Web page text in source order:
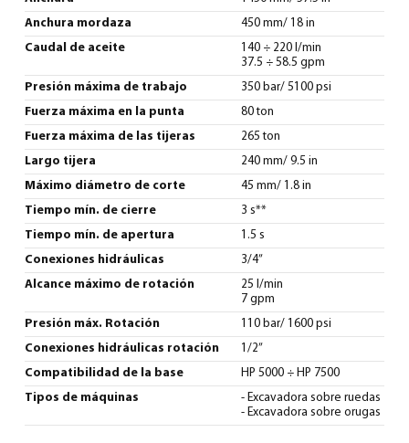
Anchura mordaza 450 mm/ 18 in
Caudal de aceite
140 ÷ 220 l/min
37.5 ÷ 58.5 gpm
Presión máxima de trabajo 350 bar/ 5100 psi
Fuerza máxima en la punta 80 ton
Fuerza máxima de las tijeras 265 ton
Largo tijera 240 mm/ 9.5 in
Máximo diámetro de corte 45 mm/ 1.8 in
Tiempo mín. de cierre 3 s**
Tiempo mín. de apertura 1.5 s
Conexiones hidráulicas 3/4”
Alcance máximo de rotación
25 l/min
7 gpm
Presión máx. Rotación 110 bar/ 1600 psi
Conexiones hidráulicas rotación 1/2”
Compatibilidad de la base HP 5000 ÷ HP 7500
Tipos de máquinas
- Excavadora sobre ruedas
- Excavadora sobre orugas